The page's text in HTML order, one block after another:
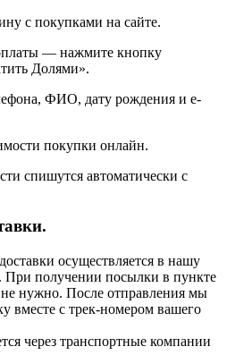
с покупками на сайте.
— нажмите кнопку
Долями».
ФИО, дату рождения и e-
покупки онлайн.
спишутся автоматически с
осуществляется в нашу
получении посылки в пункте
нужно. После отправления мы
вместе с трек-номером вашего
через транспортные компании